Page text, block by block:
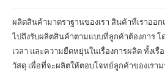
ผลิตสินค้ามาตราฐานของเรา สินค้าที่เราออ
ไปถึงรับผลิตสินค้าตามแบบที่ลูกค้าต้องการ โ
เวลา และความยืดหยุ่นในเรื่องการผลิต ทั้งเรื่
วัสดุ เพื่อที่จะผลิตให้ตอบโจทย์ลูกค้าของเรา